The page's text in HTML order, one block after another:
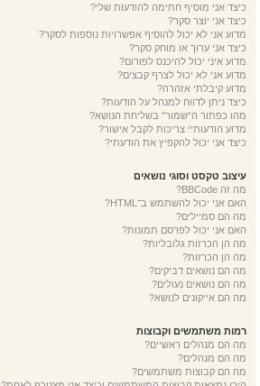
כיצד אני מוסיף חתימה להודעות שלי?
כיצד אני יוצר סקר?
מדוע אני לא יכול להוסיף אפשרויות נוספות לסקר?
כיצד אני ערוך או מוחק סקר?
מדוע איני יכול להיכנס לפורום?
מדוע אני לא יכול לצרף קבצים?
מדוע קיבלתי אזהרה?
כיצד ניתן לדווח למנהל על הודעות?
מהו כפתור ה“שמור” בשליחת הנושא?
מדוע הודעותיי צריכות לקבל אישור?
כיצד אני יכול להקפיץ את הודעתי?
עיצוב טקסט וסוגי נושאים
מה זה BBCode?
האם אני יכול להשתמש ב־HTML?
מה הם סמיילים?
האם אני יכול לפרסם תמונות?
מה הן הכרזות גלובליות?
מה הן הכרזות?
מה הם נושאים דביקים?
מה הם נושאים נעולים?
מה הם אייקונים לנושא?
רמות משתמשים וקבוצות
מה הם מנהלים ראשיים?
מה הם מנהלים?
מה הם קבוצות משתמשים?